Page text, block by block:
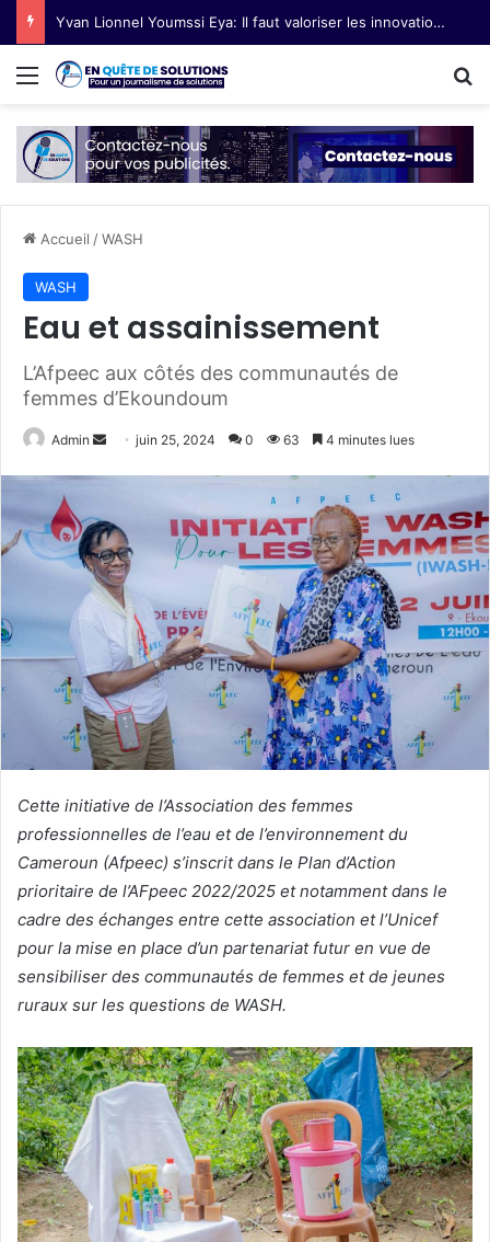
Yvan Lionnel Youmssi Eya: Il faut valoriser les innovations technologiques paysannes
Menu
Accueil /WASH
WASH
Eau et assainissement
L’Afpeec aux côtés des communautés de
femmes d’Ekoundoum
Admin
o
y
e
r
n
c
o
u
r
i
e
l
juin 25, 2024 0 63 4 minutes lues
Cette initiative de l’Association des femmes
professionnelles de l’eau et de l’environnement du
Cameroun (Afpeec) s’inscrit dans le Plan d’Action
prioritaire de l’AFpeec 2022/2025 et notamment dans le
cadre des échanges entre cette association et l’Unicef
pour la mise en place d’un partenariat futur en vue de
sensibiliser des communautés de femmes et de jeunes
ruraux sur les questions de WASH.